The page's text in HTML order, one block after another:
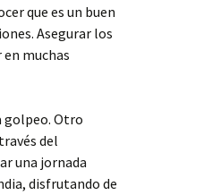
que es un buen
Asegurar los
muchas
golpeo. Otro
del
una jornada
disfrutando de